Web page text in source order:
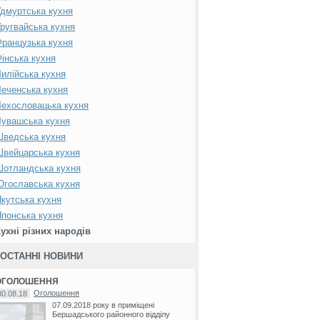
кухня
кухня
кухня
кухня
кухня
кухня
кухня
кухня
Шведська кухня
Швейцарська кухня
Шотландська кухня
кухня
кухня
кухня
різних народів
ОСТАННІ НОВИНИ
Оголошення
07.09.2018 року в приміщені
Бершадського районного відділу